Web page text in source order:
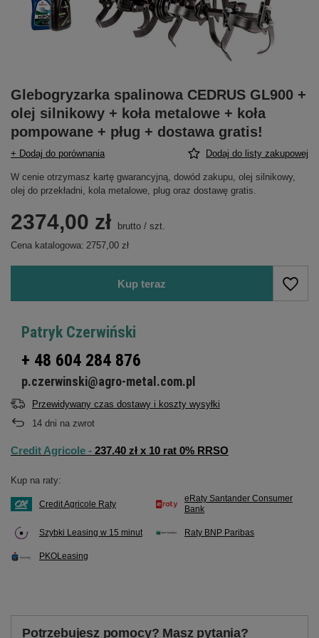
Glebogryzarka spalinowa CEDRUS GL900 +
olej silnikowy + koła metalowe + koła
pompowane + pług + dostawa gratis!
+ Dodaj do porównania Dodaj do listy zakupowej
W cenie otrzymasz kartę gwarancyjną, dowód zakupu, olej silnikowy,
olej do przekładni, kola metalowe, plug oraz dostawę gratis.
2374,00 zł brutto / szt.
Cena katalogowa: 2757,00 zł
Kup teraz
Patryk Czerwiński
+ 48 604 284 876
p.czerwinski@agro-metal.com.pl
Przewidywany czas dostawy i koszty wysyłki
14 dni na zwrot
Credit Agricole - 237.40 zł x 10 rat 0% RRSO
Kup na raty:
Credit Agricole Raty
eRaty Santander Consumer
Bank
Szybki Leasing w 15 minut Raty BNP Paribas
PKOLeasing
Potrzebujesz pomocy? Masz pytania?